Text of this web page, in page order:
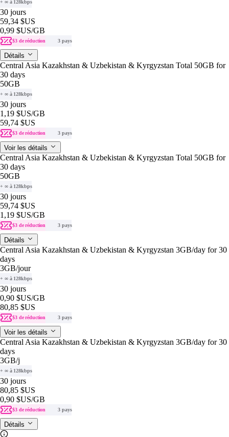
+ ∞ à 128kbps
30 jours
59,34 $US
0,99 $US/GB
$3 de réduction 3 pays
Détails
Central Asia Kazakhstan & Uzbekistan & Kyrgyzstan Total 50GB for
30 days
50GB
+ ∞ à 128kbps
30 jours
1,19 $US/GB
59,74 $US
$3 de réduction 3 pays
Voir les détails
Central Asia Kazakhstan & Uzbekistan & Kyrgyzstan Total 50GB for
30 days
50GB
+ ∞ à 128kbps
30 jours
59,74 $US
1,19 $US/GB
$3 de réduction 3 pays
Détails
Central Asia Kazakhstan & Uzbekistan & Kyrgyzstan 3GB/day for 30
days
3GB/jour
+ ∞ à 128kbps
30 jours
0,90 $US/GB
80,85 $US
$3 de réduction 3 pays
Voir les détails
Central Asia Kazakhstan & Uzbekistan & Kyrgyzstan 3GB/day for 30
days
3GB/j
+ ∞ à 128kbps
30 jours
80,85 $US
0,90 $US/GB
$3 de réduction 3 pays
Détails